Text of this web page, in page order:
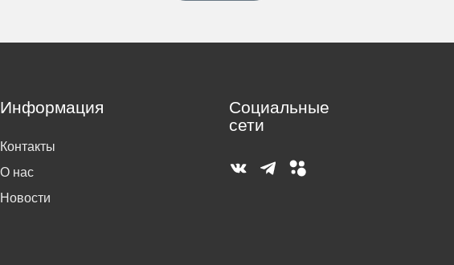
Информация
Контакты
О нас
Новости
Социальные
сети